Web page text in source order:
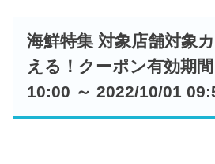
海鮮特集 対象店舗対象
える！クーポン有効期
10:00 ～ 2022/10/01